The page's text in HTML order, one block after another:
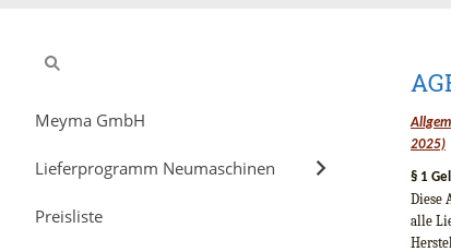
Meyma GmbH
Lieferprogramm Neumaschinen
Preisliste
2025)
§ 1
Diese
alle